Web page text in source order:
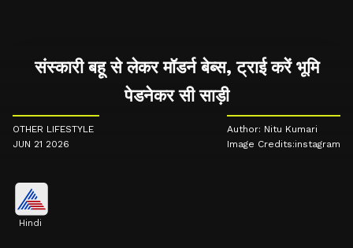
संस्कारी बहू से लेकर मॉडर्न बेब्स, ट्राई करें भूमि
पेडनेकर सी साड़ी
OTHER LIFESTYLE
JUN 21 2026
Author: Nitu Kumari
Image Credits:instagram
Hindi